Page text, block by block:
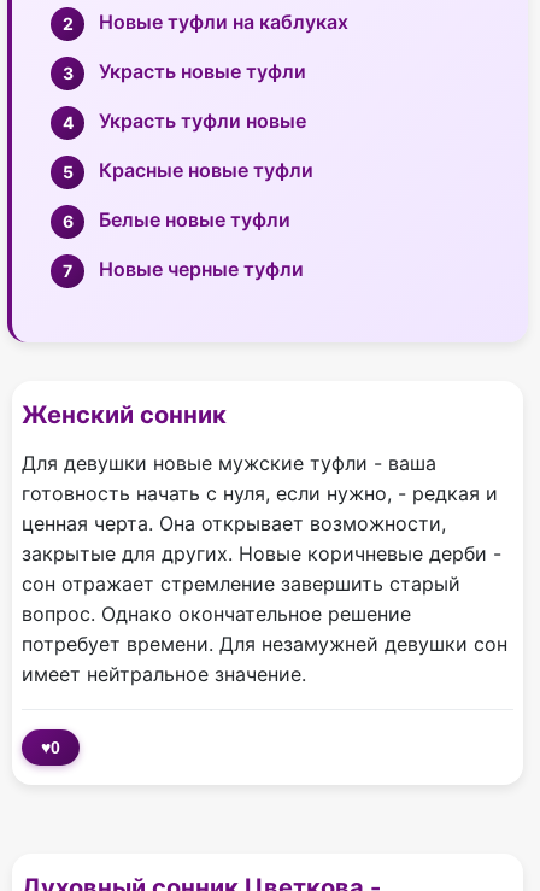
Новые туфли на каблуках
Украсть новые туфли
Украсть туфли новые
Красные новые туфли
Белые новые туфли
Новые черные туфли
Женский сонник
Для девушки новые мужские туфли - ваша
готовность начать с нуля, если нужно, - редкая и
ценная черта. Она открывает возможности,
закрытые для других. Новые коричневые дерби -
сон отражает стремление завершить старый
вопрос. Однако окончательное решение
потребует времени. Для незамужней девушки сон
имеет нейтральное значение.
♥0